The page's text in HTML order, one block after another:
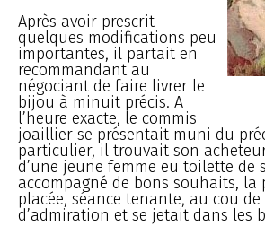
Après avoir prescrit
quelques modifications peu
importantes, il partait en
recommandant au
négociant de faire livrer le
bijou à minuit précis. A
l’heure exacte, le commis
joaillier se présentait muni du
particulier, il trouvait son
d’une jeune femme eu toilette
accompagné de bons souhaits,
placée, séance tenante, au cou
d’admiration et se jetait dans les